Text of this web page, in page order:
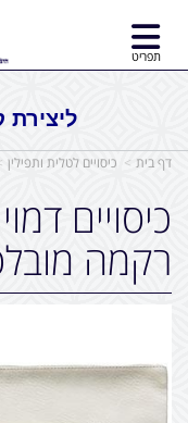
ליצירת קשר:
תפריט
דף בית כיסויים לטלית ותפילין
כיסויים
רקמה